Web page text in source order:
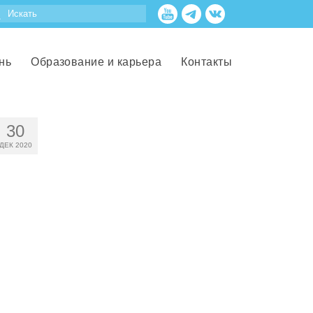
Образование и карьера Контакты
30
ДЕК 2020